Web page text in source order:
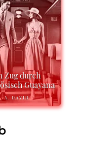
Zug durch
Guayana
A. DAVID